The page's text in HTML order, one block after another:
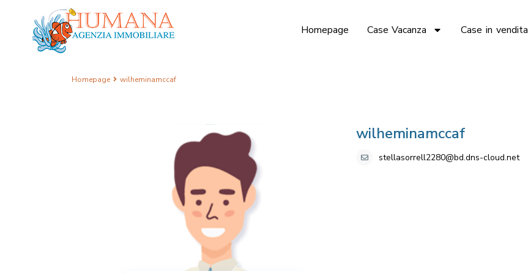
Homepage Case Vacanza Case in vendita
Homepage wilheminamccaf
wilheminamccaf
stellasorrell2280@bd.dns-cloud.net